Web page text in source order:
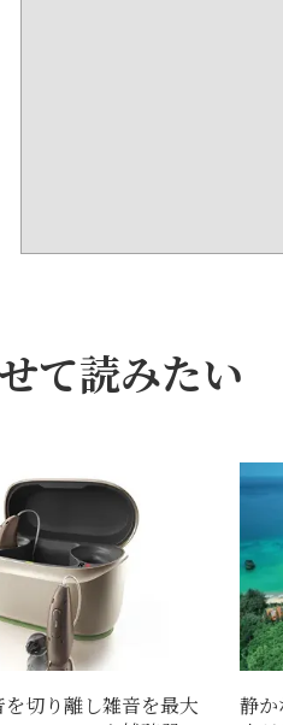
て読みたい
を切り離し雑音を最大
静